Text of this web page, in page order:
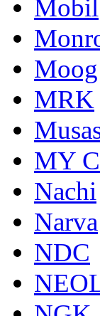
Mobil
Moog
MRK
MY
Nachi
Narva
NDC